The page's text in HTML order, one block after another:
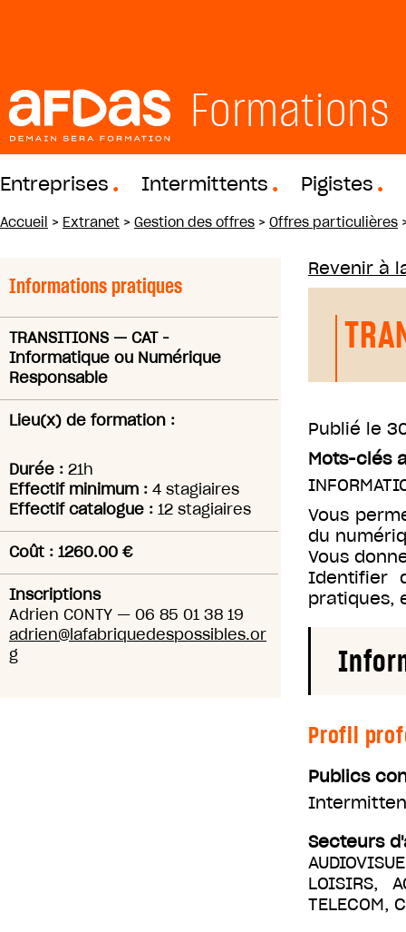
Formations
Entreprises Intermittents Pigistes
Accueil > Extranet > Gestion des offres > Offres particulières
Informations pratiques
TRANSITIONS — CAT -
Informatique ou Numérique
Responsable
Lieu(x) de formation :
Durée : 21h
Effectif minimum : 4 stagiaires
Effectif catalogue : 12 stagiaires
Coût : 1260.00 €
Inscriptions
Adrien CONTY — 06 85 01 38 19
adrien@lafabriquedespossibles.or
g
Revenir à
Publié le
Mots-clés
Vous
du
Vous
Identifier
pratiques,
Profil
Publics
Secteurs
LOISIRS,
TELECOM,